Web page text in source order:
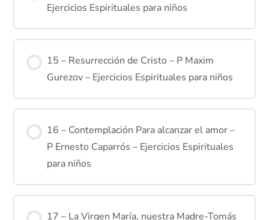
Ejercicios Espirituales para niños
15 – Resurrección de Cristo – P Maxim
Gurezov – Ejercicios Espirituales para niños
16 – Contemplación Para alcanzar el amor –
P Ernesto Caparrós – Ejercicios Espirituales
para niños
17 – La Virgen María, nuestra Madre-Tomás